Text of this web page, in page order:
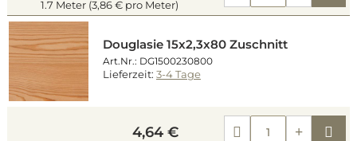
1.7 Meter (3,86 € pro Meter)
Douglasie 15x2,3x80 Zuschnitt
Art.Nr.: DG1500230800
Lieferzeit: 3-4 Tage
4,64 €